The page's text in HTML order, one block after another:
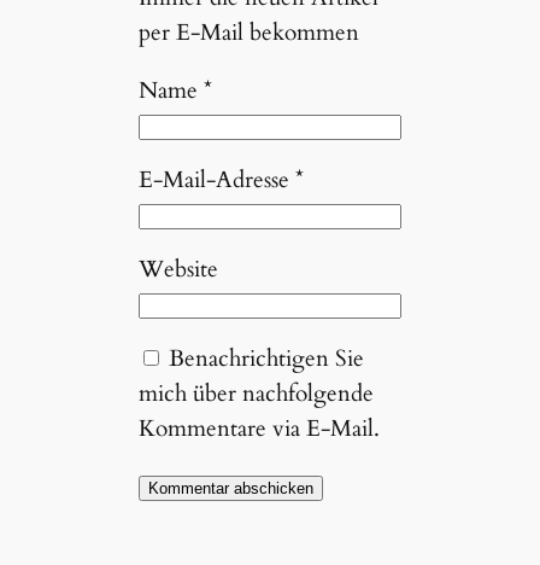
per E-Mail bekommen
Name*
E-Mail-Adresse*
Website
Benachrichtigen Sie
mich über nachfolgende
Kommentare via E-Mail.